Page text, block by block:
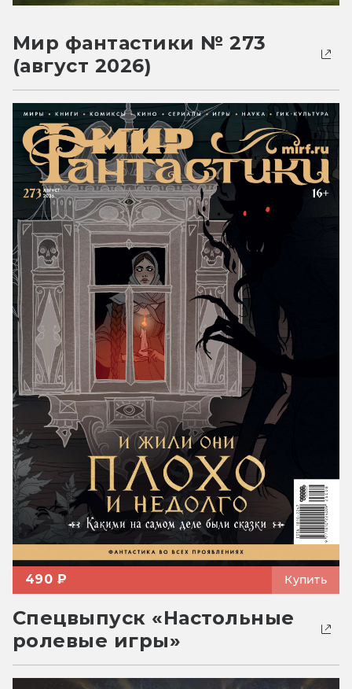
Мир фантастики № 273
(август 2026)
490 ₽ Купить
Спецвыпуск «Настольные
ролевые игры»